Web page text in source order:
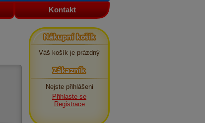
Kontakt
Nákupní košík
Váš košík je prázdný
Zákazník
Nejste přihlášeni
Přihlaste se
Registrace